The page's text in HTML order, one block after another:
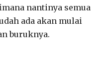
nantinya semua
ada akan mulai
buruknya.